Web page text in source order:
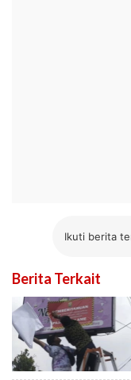
Ikuti berita
Berita Terkait